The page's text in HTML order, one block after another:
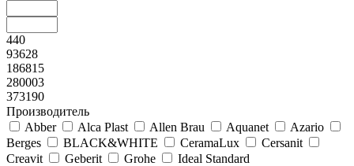
440
93628
186815
280003
373190
Производитель
Abber
Alca Plast Allen Brau Aquanet
Azario
Berges
BLACK&WHITE CeramaLux
Cersanit
Creavit
Geberit Grohe
Ideal Standard